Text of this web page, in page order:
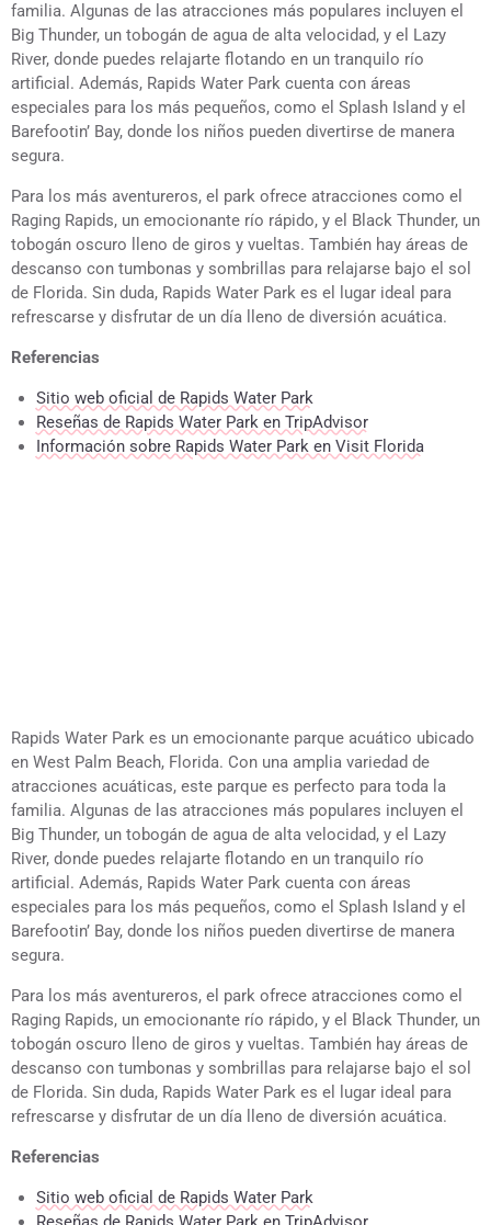
familia. Algunas de las atracciones más populares incluyen el
Big Thunder, un tobogán de agua de alta velocidad, y el Lazy
River, donde puedes relajarte flotando en un tranquilo río
artificial. Además, Rapids Water Park cuenta con áreas
especiales para los más pequeños, como el Splash Island y el
Barefootin’ Bay, donde los niños pueden divertirse de manera
segura.
Para los más aventureros, el park ofrece atracciones como el
Raging Rapids, un emocionante río rápido, y el Black Thunder, un
tobogán oscuro lleno de giros y vueltas. También hay áreas de
descanso con tumbonas y sombrillas para relajarse bajo el sol
de Florida. Sin duda, Rapids Water Park es el lugar ideal para
refrescarse y disfrutar de un día lleno de diversión acuática.
Referencias
Sitio web oficial de Rapids Water Park
Reseñas de Rapids Water Park en TripAdvisor
Información sobre Rapids Water Park en Visit Florida
Rapids Water Park es un emocionante parque acuático ubicado
en West Palm Beach, Florida. Con una amplia variedad de
atracciones acuáticas, este parque es perfecto para toda la
familia. Algunas de las atracciones más populares incluyen el
Big Thunder, un tobogán de agua de alta velocidad, y el Lazy
River, donde puedes relajarte flotando en un tranquilo río
artificial. Además, Rapids Water Park cuenta con áreas
especiales para los más pequeños, como el Splash Island y el
Barefootin’ Bay, donde los niños pueden divertirse de manera
segura.
Para los más aventureros, el park ofrece atracciones como el
Raging Rapids, un emocionante río rápido, y el Black Thunder, un
tobogán oscuro lleno de giros y vueltas. También hay áreas de
descanso con tumbonas y sombrillas para relajarse bajo el sol
de Florida. Sin duda, Rapids Water Park es el lugar ideal para
refrescarse y disfrutar de un día lleno de diversión acuática.
Referencias
Sitio web oficial de Rapids Water Park